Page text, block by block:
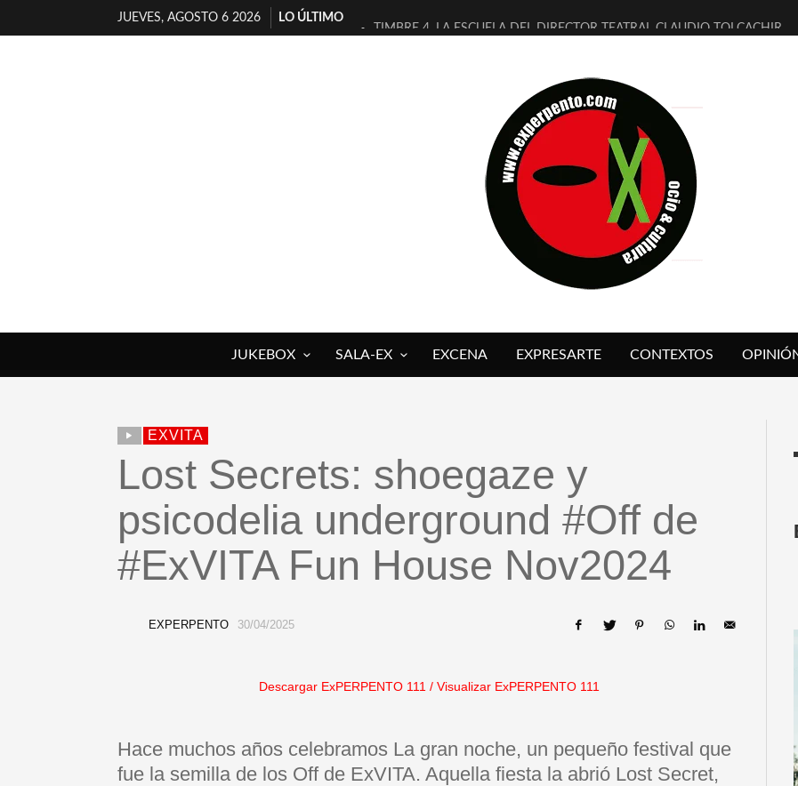
JUEVES, AGOSTO 6 2026
LO ÚLTIMO
TIMBRE 4, LA ESCUELA DEL DIRECTOR TEATRAL CLAUDIO TOLCACHIR
MILITARES JUDÍAS EN #EXVITA
D’BALDOMEROS REINVENTAN [BITÁCORA 3.0] EN EXVITA
MARSHALL FLASH PRESENTA EN EXVITA [RELATIVA SENCILLEZ]
JOFRE BARDAGÍ EN EXVITA INTERPRETANDO A SERRAT
YORCH PRESENTA [CURSO DE ARMONÍA PERSECUTORIA] EN EXVITA
MAGALÍ SARE NOS EXPLICA [DESCASADA]
JUKEBOX SALA-EX EXCENA EXPRESARTE CONTEXTOS
EXVITA
Lost Secrets: shoegaze y
psicodelia underground #Off de
#ExVITA Fun House Nov2024
EXPERPENTO 30/04/2025
Descargar ExPERPENTO 111 / Visualizar ExPERPENTO 111
Hace muchos años celebramos La gran noche, un pequeño festival que
fue la semilla de los Off de ExVITA. Aquella fiesta la abrió Lost Secret,